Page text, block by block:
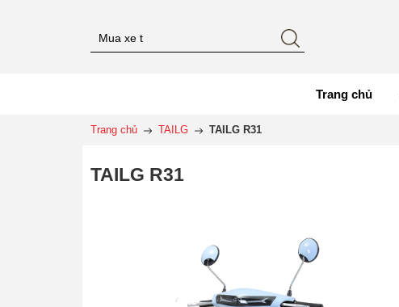
Trang chủ
Trang chủ TAILG TAILG R31
TAILG R31